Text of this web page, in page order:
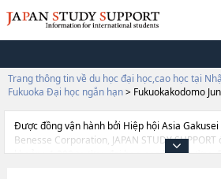
Trang thông tin về du học đại học,cao học tại
Fukuoka Đại học ngắn hạn> Fukuokakodomo
Được đồng vận hành bởi Hiệp hội Asia
Benesse Corporation, JAPAN STUDY
khoảng 1.300 trường đại học, cao học, trường